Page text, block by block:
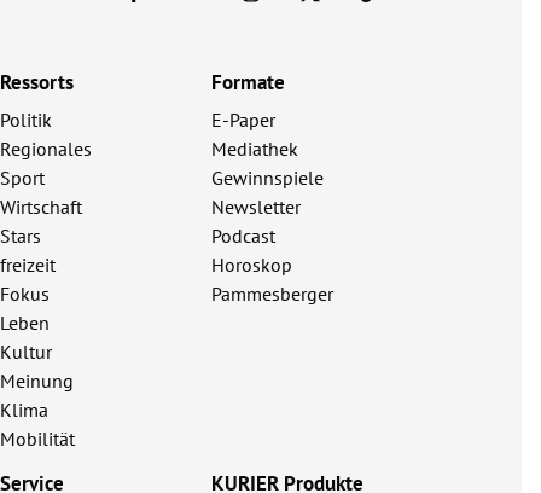
Ressorts
Politik
Regionales
Sport
Wirtschaft
Stars
freizeit
Fokus
Leben
Kultur
Meinung
Klima
Mobilität
Formate
E-Paper
Mediathek
Gewinnspiele
Newsletter
Podcast
Horoskop
Pammesberger
Service KURIER Produkte